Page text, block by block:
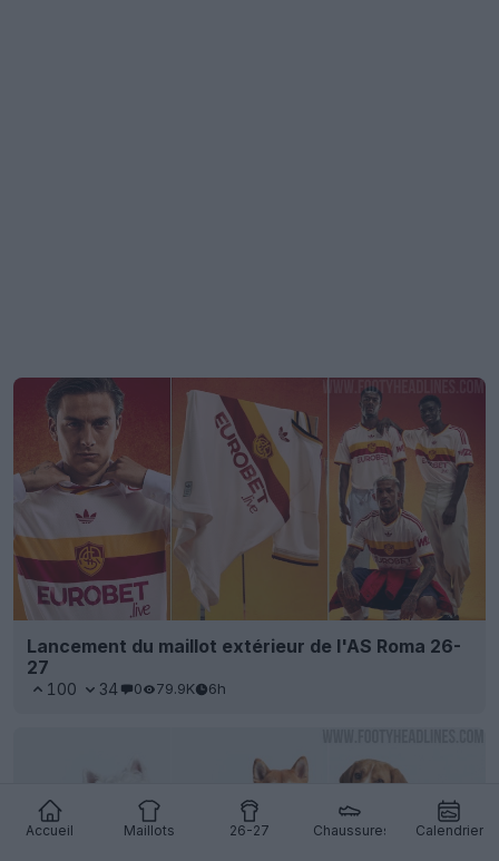
Accueil Maillots 26-27 Chaussures Calendrier
Lancement du maillot extérieur de l'AS Roma 26-
27
100 34 0 79.9K 6h